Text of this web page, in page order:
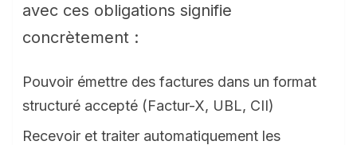
avec ces obligations signifie
concrètement :
Pouvoir émettre des factures dans un format
structuré accepté (Factur-X, UBL, CII)
Recevoir et traiter automatiquement les